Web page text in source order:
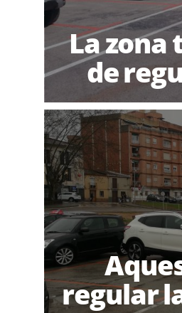
La zona
de
regular